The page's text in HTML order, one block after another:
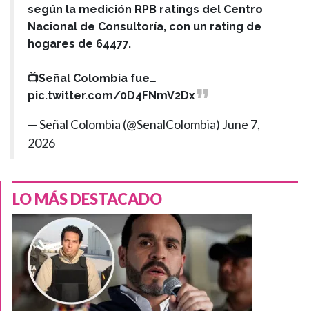
según la medición RPB ratings del Centro
Nacional de Consultoría, con un rating de
hogares de 64477.
📺Señal Colombia fue…
pic.twitter.com/0D4FNmV2Dx
— Señal Colombia (@SenalColombia) June 7,
2026
LO MÁS DESTACADO